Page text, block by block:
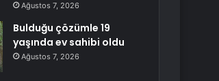
Ağustos 7, 2026
Bulduğu çözümle 19
yaşında ev sahibi oldu
Ağustos 7, 2026